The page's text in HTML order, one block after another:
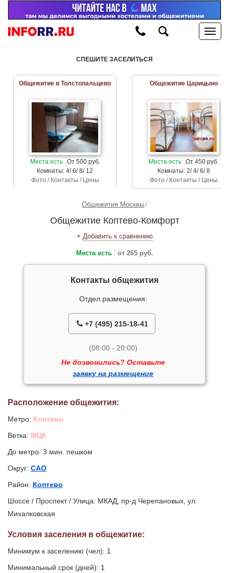
СПЕШИТЕ ЗАСЕЛИТЬСЯ
Общежитие в Толстопальцево
Места есть От 500 руб.
Комнаты: 4/ 6/ 8/ 12
Фото / Контакты / Цены
Общежитие Царицыно
Места есть От 450 руб.
Комнаты: 2/ 4/ 6/ 8
Фото / Контакты / Цены
Общежития Москвы
Общежитие Коптево-Комфорт
+ Добавить к сравнению
Места есть от 265 руб.
Контакты общежития
Отдел размещения:
+7 (495) 215-18-41
(08:00 - 20:00)
Не дозвонились? Оставьте
заявку на размещение
Расположение общежития:
Метро: Коптево
Ветка: МЦК
До метро: 3 мин. пешком
Округ: САО
Район: Коптево
Шоссе / Проспект / Улица: МКАД, пр-д Черепановых, ул.
Михалковская
Условия заселения в общежитие:
Минимум к заселению (чел): 1
Минимальный срок (дней): 1